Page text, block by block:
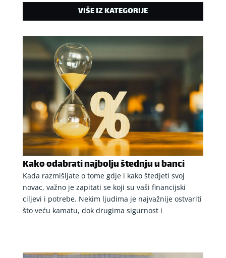
VIŠE IZ KATEGORIJE
Kako odabrati najbolju štednju u banci
Kada razmišljate o tome gdje i kako štedjeti svoj
novac, važno je zapitati se koji su vaši financijski
ciljevi i potrebe. Nekim ljudima je najvažnije ostvariti
što veću kamatu, dok drugima sigurnost i